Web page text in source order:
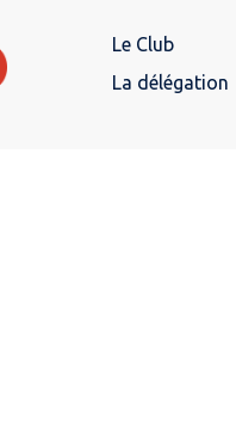
Le Club
La délégation